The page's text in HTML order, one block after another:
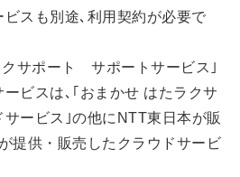
ビスも別途､利用契約が必要で
クサポート サポートサービス｣
ビスは､｢おまかせ はたラクサ
ービス｣の他にNTT東日本が販
提供・販売したクラウドサービ